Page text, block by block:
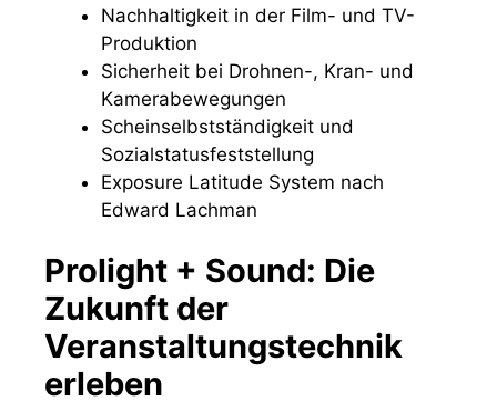
Nachhaltigkeit in der Film- und TV-
Produktion
Sicherheit bei Drohnen-, Kran- und
Kamerabewegungen
Scheinselbstständigkeit und
Sozialstatusfeststellung
Exposure Latitude System nach
Edward Lachman
Prolight + Sound: Die
Zukunft der
Veranstaltungstechnik
erleben